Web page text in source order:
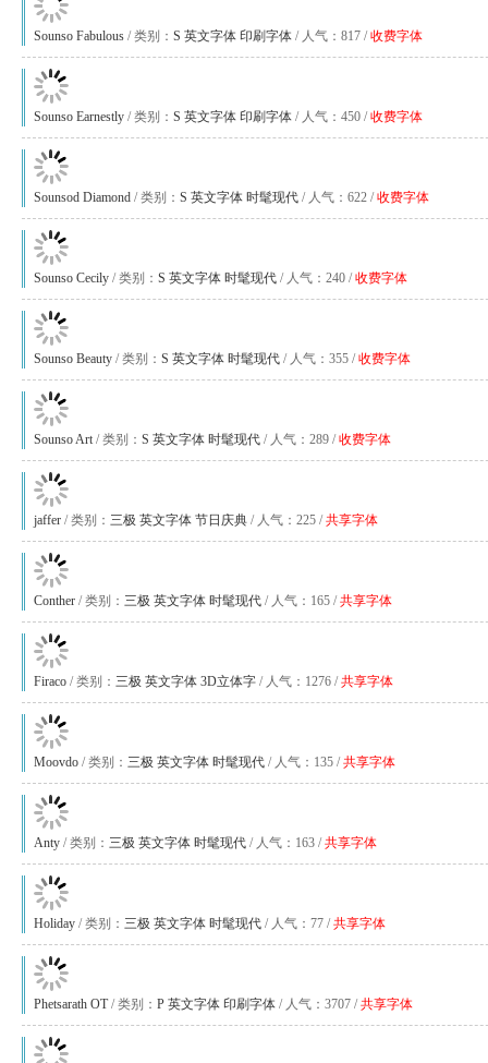
Sounso Fabulous / 类别： S 英文字体 印刷字体 / 人气：817 /收费字体
Sounso Earnestly / 类别： S 英文字体 印刷字体 / 人气：450 /收费字体
Sounsod Diamond / 类别： S 英文字体 时髦现代 / 人气：622 /收费字体
Sounso Cecily / 类别： S 英文字体 时髦现代 / 人气：240 /收费字体
Sounso Beauty / 类别： S 英文字体 时髦现代 / 人气：355 /收费字体
Sounso Art / 类别： S 英文字体 时髦现代 / 人气：289 /收费字体
jaffer / 类别： 三极 英文字体 节日庆典 / 人气：225 /共享字体
Conther / 类别： 三极 英文字体 时髦现代 / 人气：165 /共享字体
Firaco / 类别： 三极 英文字体 3D立体字 / 人气：1276 /共享字体
Moovdo / 类别： 三极 英文字体 时髦现代 / 人气：135 /共享字体
Anty / 类别： 三极 英文字体 时髦现代 / 人气：163 /共享字体
Holiday / 类别： 三极 英文字体 时髦现代 / 人气：77 /共享字体
Phetsarath OT/ 类别： P 英文字体 印刷字体 / 人气：3707 /共享字体